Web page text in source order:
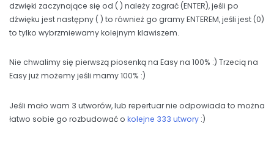
dzwięki zaczynające się od ( ) należy zagrać (ENTER), jeśli po
dźwięku jest następny ( ) to również go gramy ENTEREM, jeśli jest (0)
to tylko wybrzmiewamy kolejnym klawiszem.
Nie chwalimy się pierwszą piosenką na Easy na 100% :) Trzecią na
Easy już możemy jeśli mamy 100% :)
Jeśli mało wam 3 utworów, lub repertuar nie odpowiada to można
łatwo sobie go rozbudować o kolejne 333 utwory :)